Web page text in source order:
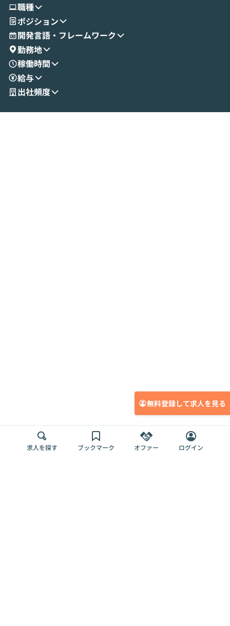
せいただきます。数分でワークフローが完
成する手軽さや、Gmail等の外部サービス
とセキュアに連携できるポイントなど、実
演を通じて具体的なイメージをお届けしま
す。 後半のディスカッションでは、セキュ
リティの考え方や社内導入の進め方など、
現場目線でさらに深掘りしていきます。
「自分の業務をAIで自動化してみたいけ
いう方にこそ参加いただきたいイベントで
職種
ポジション
開発言語・フレームワーク
勤務地
稼働時間
給与
出社頻度
無料登録して求人を見る
求人を探す ブックマーク オファー ログイン